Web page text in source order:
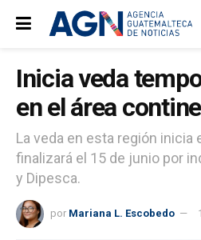
Inicia veda
en el área
La veda en esta región inicia
finalizará el 15 de junio por
y Dipesca.
por Mariana L. Escobedo